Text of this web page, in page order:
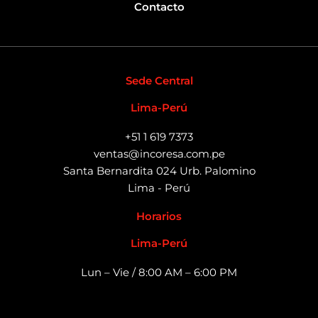
Contacto
Sede Central
Lima-Perú
+51 1 619 7373
ventas@incoresa.com.pe
Santa Bernardita 024 Urb. Palomino
Lima - Perú
Horarios
Lima-Perú
Lun – Vie / 8:00 AM – 6:00 PM